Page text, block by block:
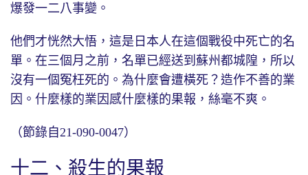
爆發一二八事變。
他們才恍然大悟，這是日本人在這個戰役中死亡的名
單。在三個月之前，名單已經送到蘇州都城隍，所以
沒有一個冤枉死的。為什麼會遭橫死？造作不善的業
因。什麼樣的業因感什麼樣的果報，絲毫不爽。
（節錄自21-090-0047）
十二、殺生的果報